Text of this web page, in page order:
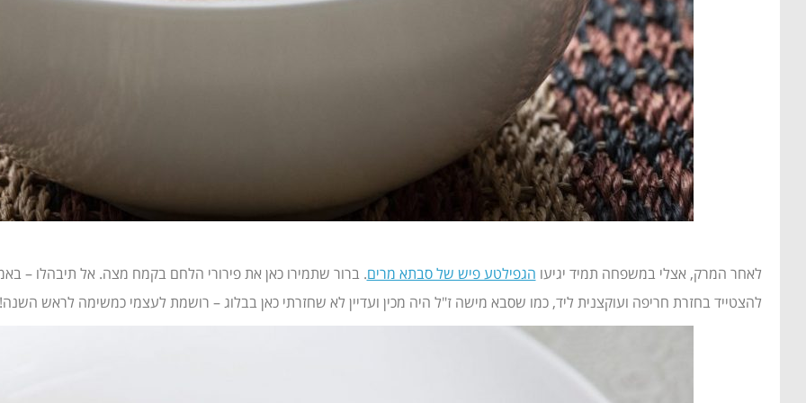
לאחר המרק, אצלי במשפחה תמיד יגיעו הגפילטע פיש של סבתא מרים. ברור שתמירו כאן את פירורי הלחם בקמח מצה. אל תיבהלו –
להצטייד בחזרת חריפה ועוקצנית ליד, כמו שסבא מישה ז"ל היה מכין ועדיין לא שחזרתי כאן בבלוג – רושמת לעצמי כמשימה לראש